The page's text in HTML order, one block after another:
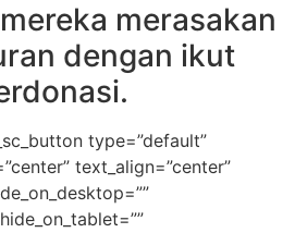
merasakan
dengan ikut
type=”default”
text_align=”center”